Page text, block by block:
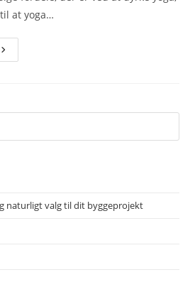
at yoga…
Dyrk
naturligt valg til dit byggeprojekt